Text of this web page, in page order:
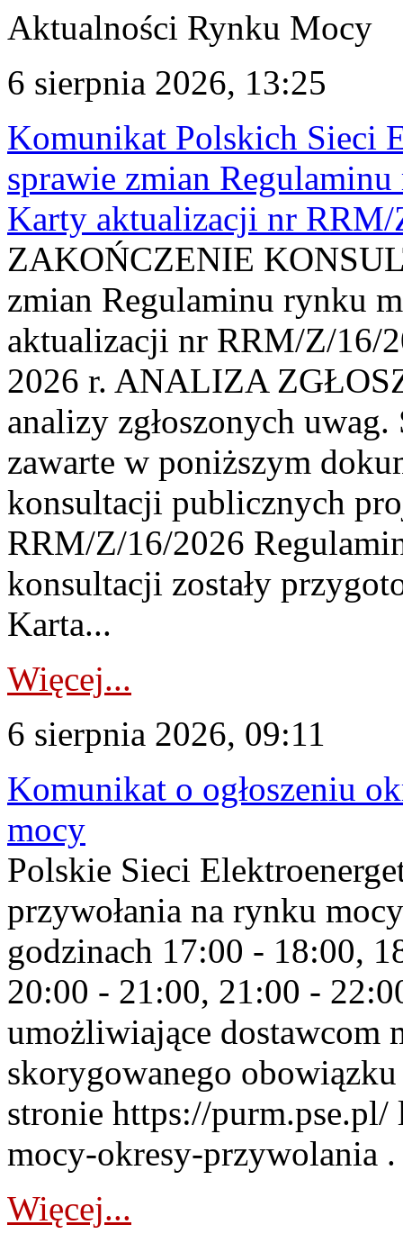
Aktualności Rynku Mocy
6 sierpnia 2026, 13:25
Komunikat Polskich Sieci
sprawie zmian
Karty aktualizacji nr
ZAKOŃCZENIE
zmian Regulaminu rynku
aktualizacji nr RRM/Z/16/
2026 r. ANALIZA
analizy zgłoszonych
zawarte w poniższym
konsultacji publicznych
RRM/Z/16/2026
konsultacji zostały
Karta...
Więcej...
6 sierpnia 2026, 09:11
Komunikat o ogłoszeniu
mocy
Polskie Sieci
przywołania na rynku
godzinach 17:00 - 18:00,
20:00 - 21:00, 21:00 -
umożliwiające dostawcom
skorygowanego
stronie https://
mocy-okresy-przywolania
Więcej...